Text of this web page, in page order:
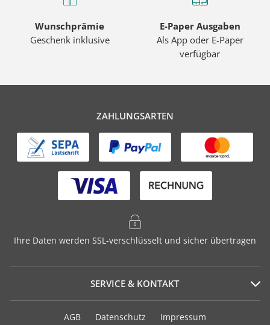
Wunschprämie
Geschenk inklusive
E-Paper Ausgaben
Als App oder E-Paper
verfügbar
ZAHLUNGSARTEN
Ihre Daten werden SSL-verschlüsselt und sicher übertragen
SERVICE & KONTAKT
Serviceportal
AGB Datenschutz Impressum